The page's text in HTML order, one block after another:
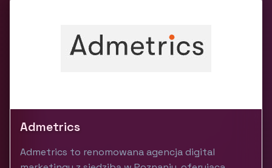
Admetrics
Admetrics to renomowana agencja digital